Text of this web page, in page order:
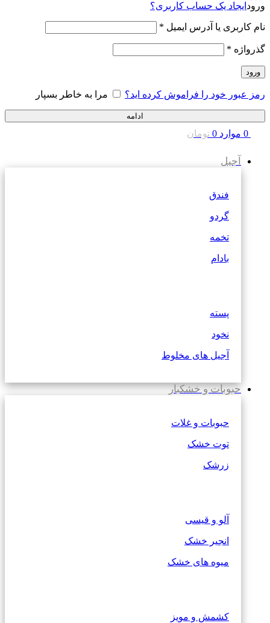
ورود ایجاد یک حساب کاربری؟
نام کاربری یا آدرس ایمیل *
گذرواژه *
ورود
رمز عبور خود را فراموش کرده اید؟ مرا به خاطر بسپار
ادامه
0 موارد 0 تومان
آجیل
فندق
گردو
تخمه
بادام
پسته
نخود
آجیل های مخلوط
حبوبات و خشکبار
حبوبات و غلات
توت خشک
زرشک
آلو و قیسی
انجیر خشک
میوه های خشک
کشمش و مویز